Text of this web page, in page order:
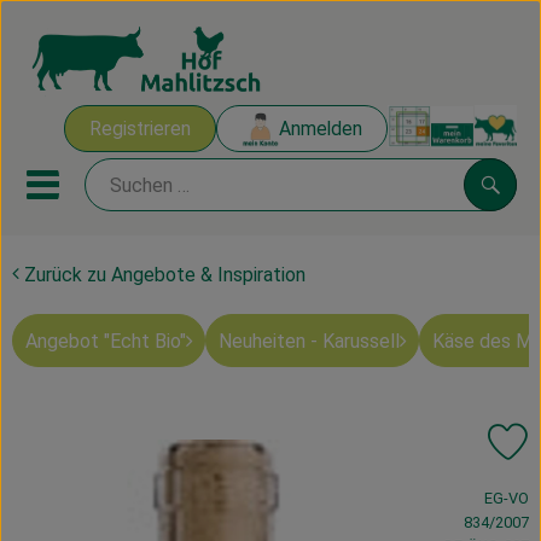
Registrieren Anmelden
Mobiles Menu öffnen oder
Ökokisten
Mahlitzscher Produkte
Obst & Gemüse
Zurück zu Angebote & Inspiration
Angebot "Echt Bio" Neuheiten - Karussell Käse des
, Verband:
EG-VO
834/2007